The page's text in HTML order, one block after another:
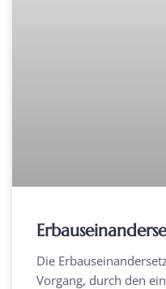
Die
Vorgang, durch den